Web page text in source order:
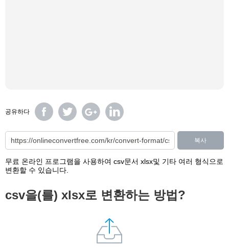
공유하다
복사
무료 온라인 프로그램을 사용하여 csv문서 xlsx및 기타 여러 형식으로
변환할 수 있습니다.
csv을(를) xlsx로 변환하는 방법?